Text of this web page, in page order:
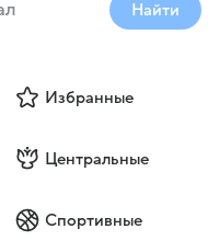
Найти
Избранные
Центральные
Спортивные